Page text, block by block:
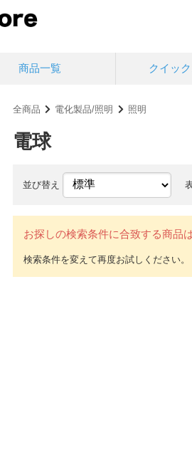
商品一覧 クイッ
全商品 電化製品/照明 照明
電球
並び替え
お探しの検索条件に合致する商品